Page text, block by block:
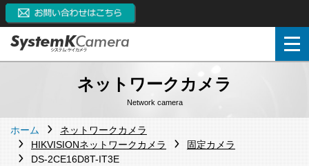
ネットワークカメラ
Network camera
ホーム
ネットワークカメラ
HIKVISIONネットワークカメラ
固定カメラ
DS-2CE16D8T-IT3E